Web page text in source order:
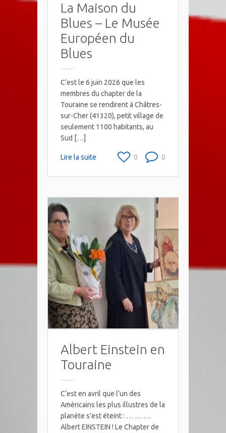
La Maison du
Blues – Le Musée
Européen du
Blues
C’est le 6 juin 2026 que les
membres du chapter de la
Touraine se rendirent à Châtres-
sur-Cher (41320), petit village de
seulement 1100 habitants, au
Sud […]
Lire la suite 0
0
Albert Einstein en
Touraine
C’est en avril que l’un des
Américains les plus illustres de la
planète s’est éteint : … … …
Albert EINSTEIN ! Le Chapter de